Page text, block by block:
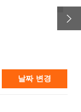
날짜 변경